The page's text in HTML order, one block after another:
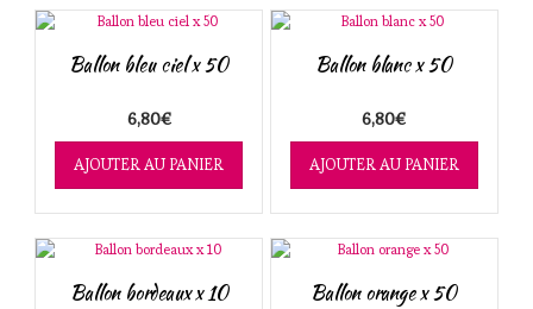
Ballon bleu ciel x 50
6,80€
AJOUTER AU PANIER
Ballon blanc x 50
6,80€
AJOUTER AU PANIER
Ballon bordeaux x 10 Ballon orange x 50